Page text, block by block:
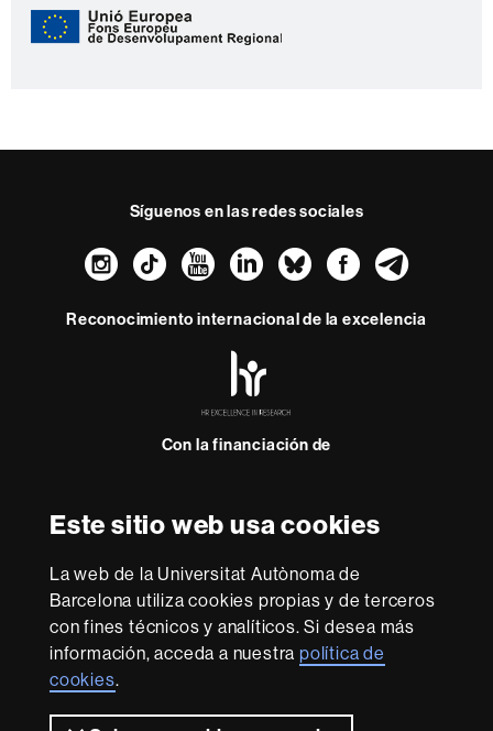
Este sitio web usa cookies
La web de la Universitat Autònoma de
Barcelona utiliza cookies propias y de terceros
con fines técnicos y analíticos. Si desea más
información, acceda a nuestrapolítica de
cookies.
Síguenos en las redes sociales
Instagram
TikTokYouTube
LinkedIn
Bluesky
Reconocimiento internacional de la excelencia
-
Con la financiación de
Sobre
esta
web Aviso legal Protección de datos Sobre el
web Accesibilidad web Mapa del web UAB
Somos una universidad líder que imparte una docencia
de calidad y excelencia, diversificada, multidisciplinaria y
flexible, adecuada a las necesidades de la sociedad y